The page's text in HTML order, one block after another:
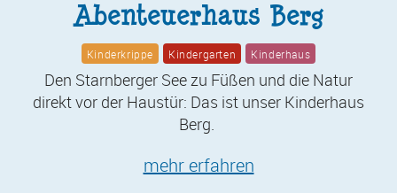
Abenteuerhaus Berg
Kinderkrippe Kindergarten Kinderhaus
Den Starnberger See zu Füßen und die Natur
direkt vor der Haustür: Das ist unser Kinderhaus
Berg.
mehr erfahren